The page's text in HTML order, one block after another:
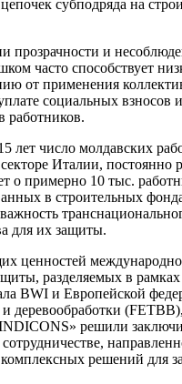
субподряда на
прозрачности и
часто способствует
от применения
соци­альных
работников.
лет число мол­давских
Италии, постоянно
о примерно 10 тыс.
в строительных
для их защиты.
ценностей
разделяемых в рам­ках
BWI и Европейской
и деревообработки
решили
решений для